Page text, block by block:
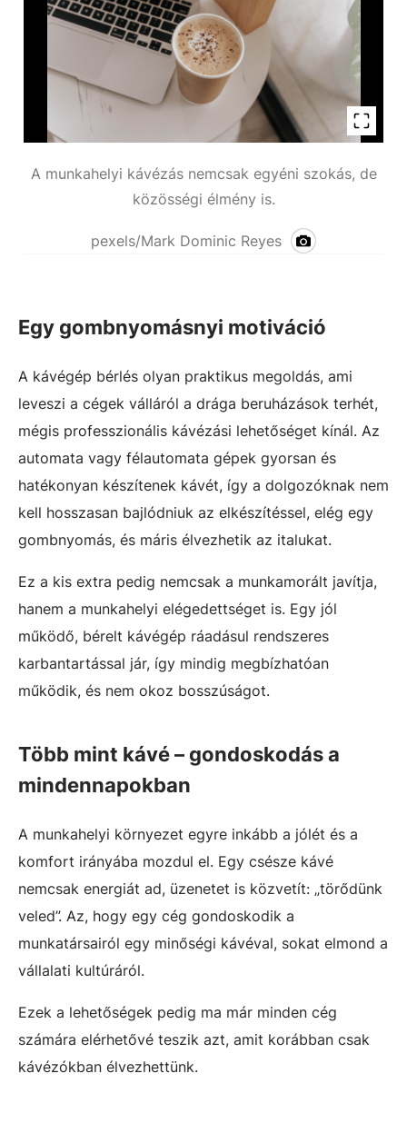
A munkahelyi kávézás nemcsak egyéni szokás, de
közösségi élmény is.
pexels/Mark Dominic Reyes
Egy gombnyomásnyi motiváció
A kávégép bérlés olyan praktikus megoldás, ami
leveszi a cégek válláról a drága beruházások terhét,
mégis professzionális kávézási lehetőséget kínál. Az
automata vagy félautomata gépek gyorsan és
hatékonyan készítenek kávét, így a dolgozóknak nem
kell hosszasan bajlódniuk az elkészítéssel, elég egy
gombnyomás, és máris élvezhetik az italukat.
Ez a kis extra pedig nemcsak a munkamorált javítja,
hanem a munkahelyi elégedettséget is. Egy jól
működő, bérelt kávégép ráadásul rendszeres
karbantartással jár, így mindig megbízhatóan
működik, és nem okoz bosszúságot.
Több mint kávé – gondoskodás a
mindennapokban
A munkahelyi környezet egyre inkább a jólét és a
komfort irányába mozdul el. Egy csésze kávé
nemcsak energiát ad, üzenetet is közvetít: „törődünk
veled”. Az, hogy egy cég gondoskodik a
munkatársairól egy minőségi kávéval, sokat elmond a
vállalati kultúráról.
Ezek a lehetőségek pedig ma már minden cég
számára elérhetővé teszik azt, amit korábban csak
kávézókban élvezhettünk.